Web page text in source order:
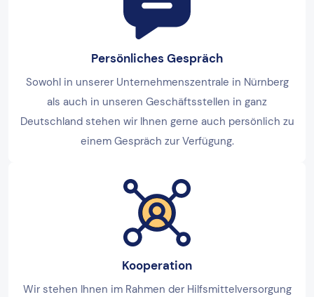
Persönliches Gespräch
Sowohl in unserer Unternehmenszentrale in Nürnberg
als auch in unseren Geschäftsstellen in ganz
Deutschland stehen wir Ihnen gerne auch persönlich zu
einem Gespräch zur Verfügung.
Kooperation
Wir stehen Ihnen im Rahmen der Hilfsmittelversorgung